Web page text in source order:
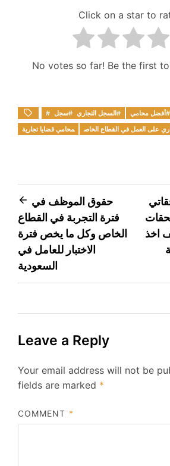
Click on a star to
No votes so far! Be the first
#أفضل محامي #السجل التجاري #سجل
على العمل في القطاع الخاص محامي قضايا تجارية
Post
navigation
حقوق الموظف في
فترة التجربة في القطاع
الخاص وكل ما يخص فترة
الاختبار للعامل في
السعودية
اخذ
Leave a Reply
Your email address will not be
fields are marked *
COMMENT *